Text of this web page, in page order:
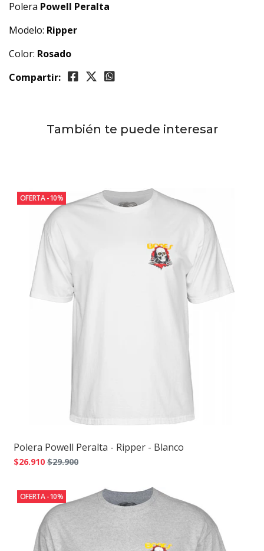
Polera Powell Peralta
Modelo: Ripper
Color: Rosado
Compartir:
También te puede interesar
OFERTA -10%
Polera Powell Peralta - Ripper - Blanco
$26.910 $29.900
OFERTA -10%